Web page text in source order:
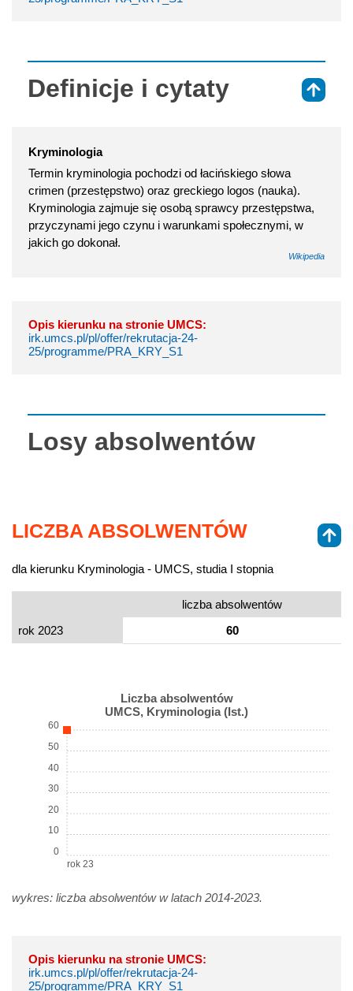
Definicje i cytaty
Kryminologia
Termin kryminologia pochodzi od łacińskiego słowa
crimen (przestępstwo) oraz greckiego logos (nauka).
Kryminologia zajmuje się osobą sprawcy przestępstwa,
przyczynami jego czynu i warunkami społecznymi, w
jakich go dokonał.
Wikipedia
Opis kierunku na stronie UMCS:
irk.umcs.pl/pl/offer/rekrutacja-24-
25/programme/PRA_KRY_S1
Losy absolwentów
LICZBA ABSOLWENTÓW
dla kierunku Kryminologia - UMCS, studia I stopnia
liczba absolwentów
rok 2023
60
Liczba absolwentów
UMCS, Kryminologia (Ist.)
rok 23
0
10
20
30
40
50
60
wykres: liczba absolwentów w latach 2014-2023.
Opis kierunku na stronie UMCS:
irk.umcs.pl/pl/offer/rekrutacja-24-
25/programme/PRA_KRY_S1